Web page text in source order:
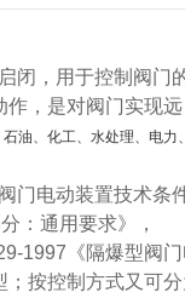
闭，用于控制阀门
作，是对阀门实现远
油、化工、水处理、电力
门电动装置技术条件
：通用要求》，
1997《隔爆型阀
按控制方式又可分